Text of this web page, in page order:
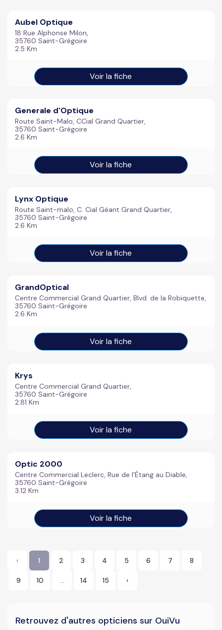
Aubel Optique
18 Rue Alphonse Milon,
35760 Saint-Grégoire
2.5 Km
Voir la fiche
Generale d'Optique
Route Saint-Malo, CCial Grand Quartier,
35760 Saint-Grégoire
2.6 Km
Voir la fiche
Lynx Optique
Route Saint-malo, C. Cial Géant Grand Quartier,
35760 Saint-Grégoire
2.6 Km
Voir la fiche
GrandOptical
Centre Commercial Grand Quartier, Blvd. de la Robiquette,
35760 Saint-Grégoire
2.6 Km
Voir la fiche
Krys
Centre Commercial Grand Quartier,
35760 Saint-Grégoire
2.81 Km
Voir la fiche
Optic 2000
Centre Commercial Leclerc, Rue de l'Étang au Diable,
35760 Saint-Grégoire
3.12 Km
Voir la fiche
‹ 1 2 3 4 5 6 7 8
9 10 ... 14 15 ›
Retrouvez d'autres opticiens sur OuiVu